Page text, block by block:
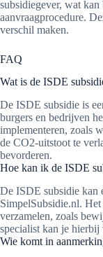
subsidiegever, wat kan
aanvraagprocedure.
verschil maken.
FAQ
Wat is de ISDE
De ISDE subsidie is
burgers en bedrijven
implementeren, zoals
de CO2-uitstoot te
bevorderen.
Hoe kan ik de ISDE
De ISDE subsidie kan
SimpelSubsidie.nl.
verzamelen, zoals
specialist kan je hierbij
Wie komt in